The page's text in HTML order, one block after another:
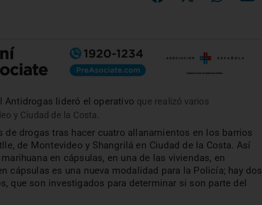
Antidrogas lideró el operativo que realizó varios
y Ciudad de la Costa.
de drogas tras hacer cuatro allanamientos en los barrios
de Montevideo y Shangrilá en Ciudad de la Costa. Así
en cápsulas, en una de las viviendas, en
cápsulas es una nueva modalidad para la Policía; hay dos
que son investigados para determinar si son parte del